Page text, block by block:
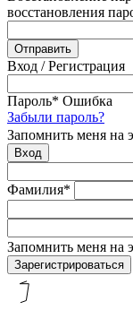
восстановления
Отправить
Вход /Регистрация
Пароль* Ошибка
Забыли пароль?
Запомнить меня на
Вход
Фамилия*
Запомнить меня на
Зарегистрироваться